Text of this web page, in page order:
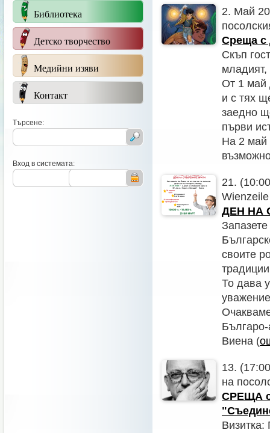
Библиотека
Детско творчество
Медийни изяви
Контакт
Търсене:
Вход в системата:
2. Май
Среща с
Скъп
младият,
От 1 май
и с тях
заедно
първи
На 2 май
21.
ДЕН НА
своите
То дава
Виена (
13.
на
СРЕЩА с